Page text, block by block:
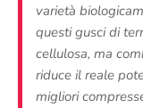
varietà
questi gusci di
cellulosa, ma
riduce il reale
migliori